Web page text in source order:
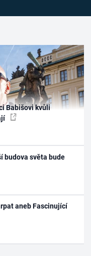
Babišovi kvůli
budova světa bude
aneb Fascinující